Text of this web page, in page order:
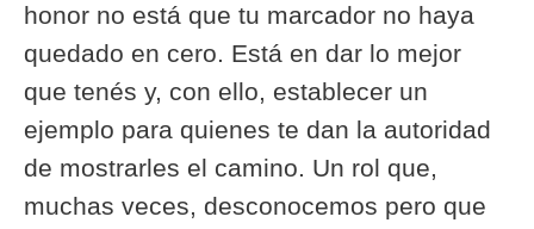
honor no está que tu marcador no haya
quedado en cero. Está en dar lo mejor
que tenés y, con ello, establecer un
ejemplo para quienes te dan la autoridad
de mostrarles el camino. Un rol que,
muchas veces, desconocemos pero que